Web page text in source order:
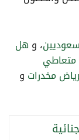
، و هل
مخدرات و